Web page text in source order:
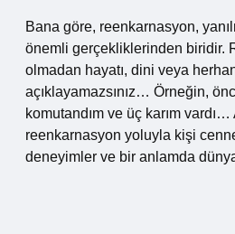
Bana göre, reenkarnasyon,
önemli gerçekliklerinden biridir.
olmadan hayatı, dini veya
açıklayamazsınız… Örneğin,
komutandım ve üç karım vardı…
reenkarnasyon yoluyla kişi
deneyimler ve bir anlamda